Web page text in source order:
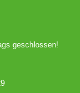
geschlossen!